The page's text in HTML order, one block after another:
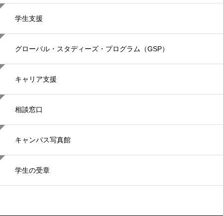
学生支援
グローバル・スタディーズ・プログラム（GSP）
キャリア支援
相談窓口
キャンパス写真館
学生の受章